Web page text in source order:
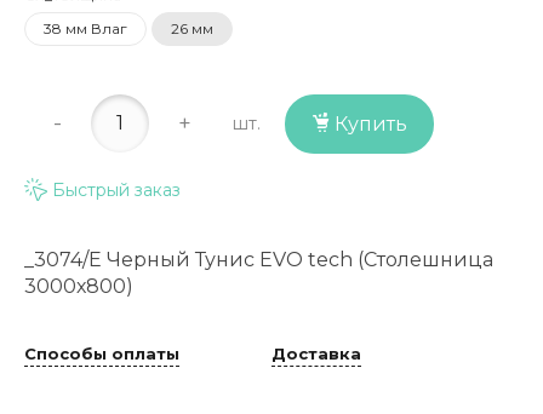
38 мм Влаг
26 мм
- + шт. Купить
Быстрый заказ
_3074/Е Черный Тунис EVO tech (Столешница
3000х800)
Способы оплаты Доставка